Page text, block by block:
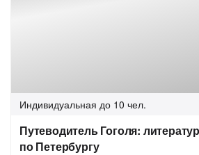
Индивидуальная до 10 чел.
Путеводитель Гоголя:
по Петербургу